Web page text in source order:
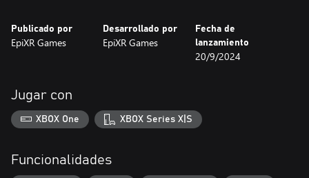
Publicado por
EpiXR Games
Desarrollado por
EpiXR Games
Fecha de
lanzamiento
20/9/2024
Jugar con
XBOX One XBOX Series X|S
Funcionalidades